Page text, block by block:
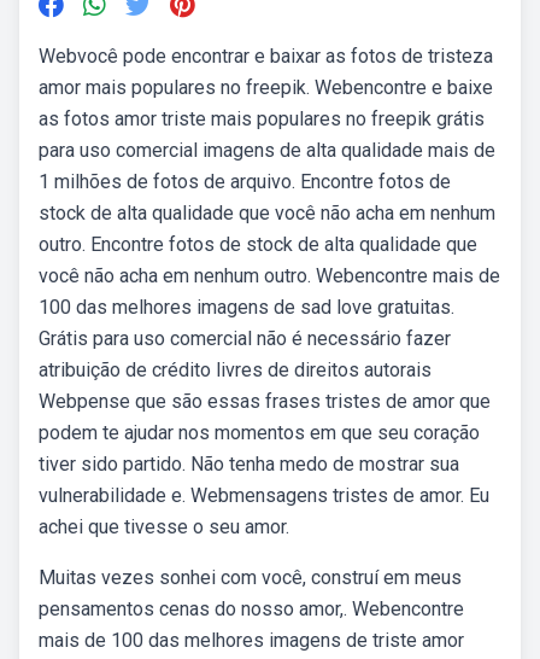
Webvocê pode encontrar e baixar as fotos de tristeza
amor mais populares no freepik. Webencontre e baixe
as fotos amor triste mais populares no freepik grátis
para uso comercial imagens de alta qualidade mais de
1 milhões de fotos de arquivo. Encontre fotos de
stock de alta qualidade que você não acha em nenhum
outro. Encontre fotos de stock de alta qualidade que
você não acha em nenhum outro. Webencontre mais de
100 das melhores imagens de sad love gratuitas.
Grátis para uso comercial não é necessário fazer
atribuição de crédito livres de direitos autorais
Webpense que são essas frases tristes de amor que
podem te ajudar nos momentos em que seu coração
tiver sido partido. Não tenha medo de mostrar sua
vulnerabilidade e. Webmensagens tristes de amor. Eu
achei que tivesse o seu amor.
Muitas vezes sonhei com você, construí em meus
pensamentos cenas do nosso amor,. Webencontre
mais de 100 das melhores imagens de triste amor